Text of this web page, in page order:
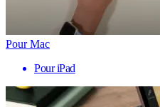
Pour Mac
Pour iPad